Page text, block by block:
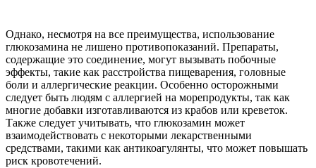
Однако, несмотря на все преимущества, использование
глюкозамина не лишено противопоказаний. Препараты,
содержащие это соединение, могут вызывать побочные
эффекты, такие как расстройства пищеварения, головные
боли и аллергические реакции. Особенно осторожными
следует быть людям с аллергией на морепродукты, так как
многие добавки изготавливаются из крабов или креветок.
Также следует учитывать, что глюкозамин может
взаимодействовать с некоторыми лекарственными
средствами, такими как антикоагулянты, что может повышать
риск кровотечений.